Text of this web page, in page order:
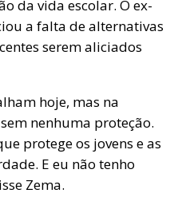
da vida escolar. O ex-
a falta de alternativas
serem aliciados
hoje, mas na
nenhuma proteção.
protege os jovens e as
E eu não tenho
Zema.